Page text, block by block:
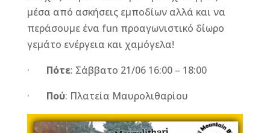
μέσα από ασκήσεις εμποδίων αλλά και να
περάσουμε ένα fun προαγωνιστικό δίωρο
γεμάτο ενέργεια και χαμόγελα!
· Πότε: Σάββατο 21/06 16:00 – 18:00
· Πού: Πλατεία Μαυρολιθαρίου